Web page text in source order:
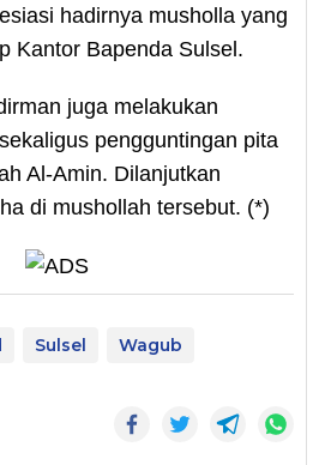
hadirnya musholla yang
Kantor Bapenda Sulsel.
juga melakukan
pengguntingan pita
Al-Amin. Dilanjutkan
di mushollah tersebut. (*)
Sulsel Wagub